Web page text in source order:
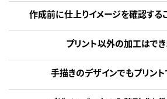
作成前に仕上りイメージを確認する
プリント以外の加工はでき
手描きのデザインでもプリント